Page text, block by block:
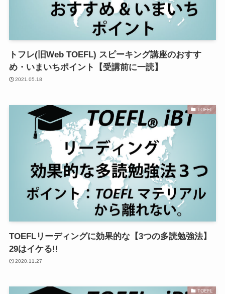
トフレ(旧Web TOEFL) スピーキング講座のおすす
め・いまいちポイント【受講前に一読】
2021.05.18
TOEFL
TOEFLリーディングに効果的な【3つの多読勉強法】
29はイケる!!
2020.11.27
TOEFL